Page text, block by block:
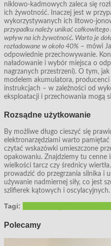
niklowo-kadmowych zaleca się
ich żywotność. Inaczej jest w
wykorzystywanych ich litowo-
przypadku należy unikać
wpływ na ich żywotność. Warto je
rozładowane w około 40% – mówi
odpowiednie przechowywanie.
naładowanie i wybór miejsca o
nagrzanych przestrzeni). O tym,
modelem akumulatora,
instrukcjach – w zależności od
eksploatacji i przechowania mogą
Rozsądne użytkowanie
By możliwe długo cieszyć się
elektronarzędziami warto
czytać wskazówki umieszczone
opakowaniu. Znajdziemy tu cenne
wielkości tarcz czy średnicy
prowadzić do przegrzania silnika i
używanie nadmiernej siły, co jest
szlifierek kątowych i oscylacyjnych.
Tagi:
Polecamy